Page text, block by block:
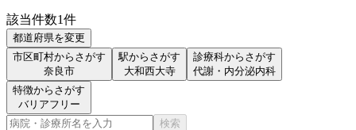
該当件数1件
都道府県を変更
市区町村からさがす
奈良市
駅からさがす
大和西大寺
診療科からさがす
代謝・内分泌内科
特徴からさがす
バリアフリー
検索